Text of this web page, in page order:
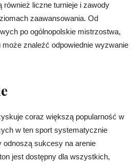
również liczne turnieje i zawody
zaawansowania. Od
po ogólnopolskie mistrzostwa,
może znaleźć odpowiednie wyzwanie
coraz większą popularność w
w ten sport systematycznie
odnoszą sukcesy na arenie
jest dostępny dla wszystkich,